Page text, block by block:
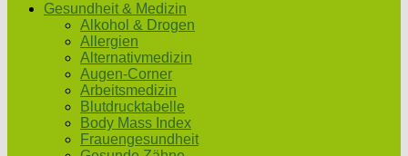
Gesundheit & Medizin
Alkohol & Drogen
Allergien
Alternativmedizin
Augen-Corner
Arbeitsmedizin
Blutdrucktabelle
Body Mass Index
Frauengesundheit